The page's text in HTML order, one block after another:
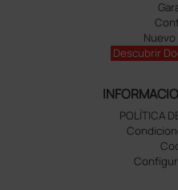
Nuevo
Descubrir
POLÍTICA